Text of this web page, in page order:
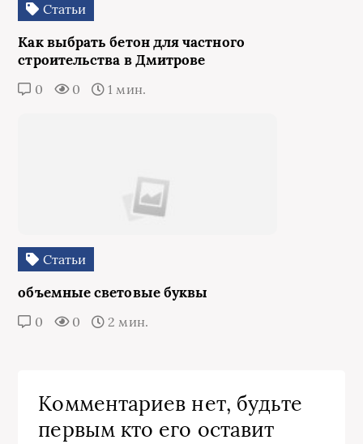
Статьи
Как выбрать бетон для частного
строительства в Дмитрове
0 0 1 мин.
Статьи
объемные световые буквы
0 0 2 мин.
Комментариев нет, будьте
первым кто его оставит